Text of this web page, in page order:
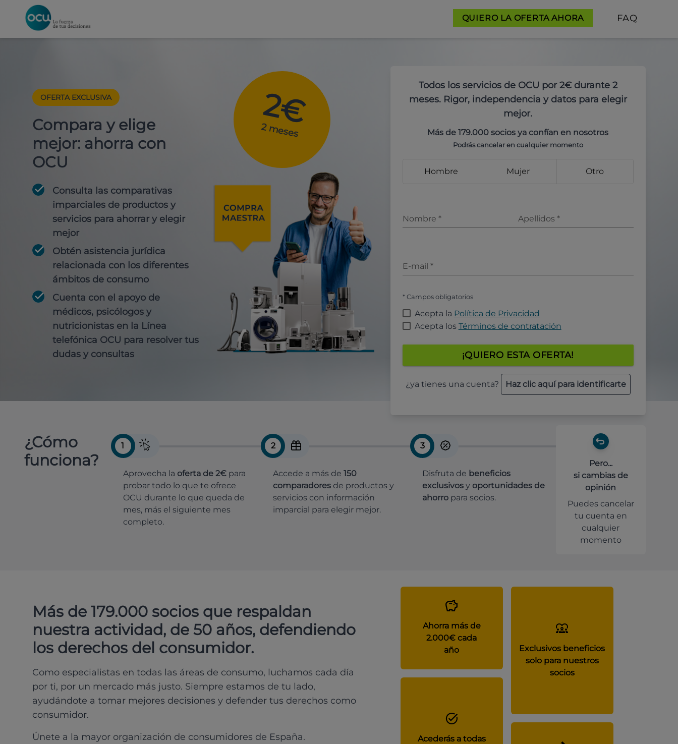
QUIERO LA OFERTA AHORA FAQ
OFERTA EXCLUSIVA
Compara y elige
mejor: ahorra con
OCU
Consulta las comparativas
imparciales de productos y
servicios para ahorrar y elegir
mejor
Obtén asistencia jurídica
relacionada con los diferentes
ámbitos de consumo
Cuenta con el apoyo de
médicos, psicólogos y
nutricionistas en la Línea
telefónica OCU para resolver tus
dudas y consultas
2€
2 meses
Todos los servicios de OCU por 2€ durante 2
meses. Rigor, independencia y datos para elegir
mejor.
Más de 179.000 socios ya confían en nosotros
Podrás cancelar en cualquier momento
Hombre Mujer Otro
Nombre * Apellidos *
E-mail *
* Campos obligatorios
Acepta la Política de Privacidad
Acepta los Términos de contratación
¡QUIERO ESTA OFERTA!
¿ya tienes una cuenta? Haz clic aquí para identificarte
¿Cómo
funciona?
1
Aprovecha la oferta de 2€ para
probar todo lo que te ofrece
OCU durante lo que queda de
mes, más el siguiente mes
completo.
2
Accede a más de 150
comparadoresde productos y
servicios con información
imparcial para elegir mejor.
3
Disfruta de beneficios
exclusivos y oportunidades de
ahorro para socios.
Pero...
si cambias de
opinión
Puedes cancelar
tu cuenta en
cualquier
momento
Más de 179.000 socios que respaldan
nuestra actividad, de 50 años, defendiendo
los derechos del consumidor.
Como especialistas en todas las áreas de consumo, luchamos cada día
por ti, por un mercado más justo. Siempre estamos de tu lado,
ayudándote a tomar mejores decisiones y defender tus derechos como
consumidor.
Únete a la mayor organización de consumidores de España.
Ahorra más de
2.000€ cada
año
Exclusivos beneficios
solo para nuestros
socios
Acederás a todas